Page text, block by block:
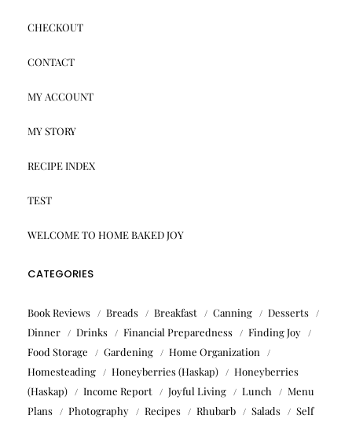
CHECKOUT
CONTACT
MY ACCOUNT
MY STORY
RECIPE INDEX
TEST
WELCOME TO HOME BAKED JOY
CATEGORIES
Book Reviews Breads Breakfast Canning
Desserts
Dinner
Drinks Financial Preparedness
Finding Joy
Food Storage
Gardening
Home Organization
Homesteading
Honeyberries (Haskap)
Honeyberries
(Haskap)
Income Report Joyful Living Lunch
Menu
Plans
Photography Recipes Rhubarb Salads
Self